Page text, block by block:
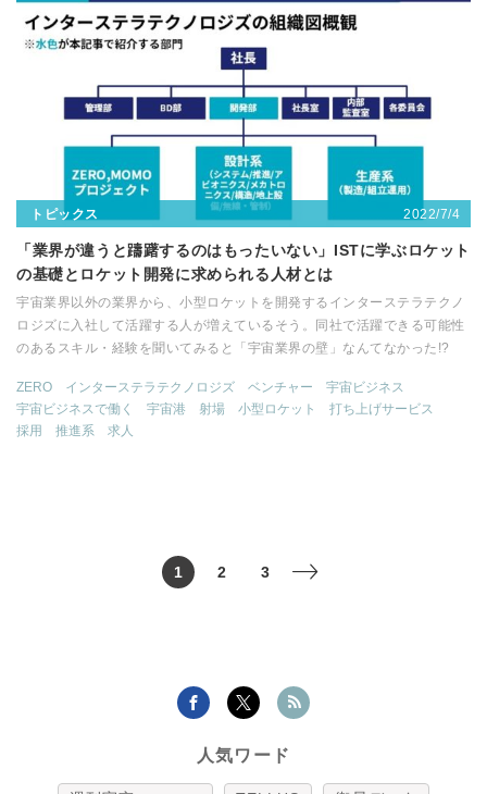
トピックス 2022/7/4
「業界が違うと躊躇するのはもったいない」ISTに学ぶロケット
の基礎とロケット開発に求められる人材とは
宇宙業界以外の業界から、小型ロケットを開発するインターステラテクノ
ロジズに入社して活躍する人が増えているそう。同社で活躍できる可能性
のあるスキル・経験を聞いてみると「宇宙業界の壁」なんてなかった!?
ZERO インターステラテクノロジズ ベンチャー
宇宙ビジネス
宇宙ビジネスで働く
宇宙港 射場 小型ロケット
打ち上げサービス
採用
推進系 求人
1 2 3 >
人気ワード